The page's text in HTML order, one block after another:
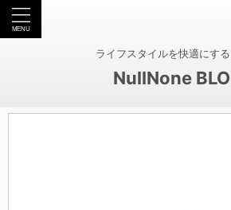
ライフスタイルを快適にす
NullNone